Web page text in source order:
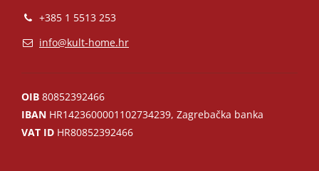
+385 1 5513 253
info@kult-home.hr
OIB 80852392466
IBAN HR1423600001102734239, Zagrebačka banka
VAT ID HR80852392466